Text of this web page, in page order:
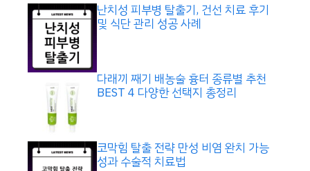
난치성 피부병 탈출기, 건선 치료 후기
및 식단 관리 성공 사례
다래끼 째기 배농술 흉터 종류별 추천
BEST 4 다양한 선택지 총정리
코막힘 탈출 전략 만성 비염 완치 가능
성과 수술적 치료법